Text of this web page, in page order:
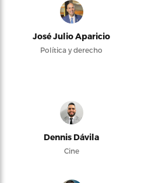
José Julio Aparicio
Política y derecho
Dennis Dávila
Cine